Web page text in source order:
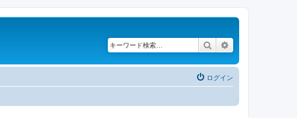
検索
ログイン